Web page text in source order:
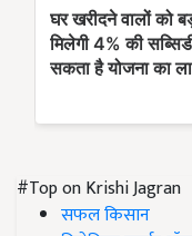
#Top on Krishi Jagran
सफल किसान